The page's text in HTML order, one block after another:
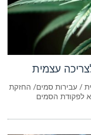
עצמית
/ עבירות סמים/ החזקת
סעיף 7(א)+7(ג) סייפא לפקודת הסמים